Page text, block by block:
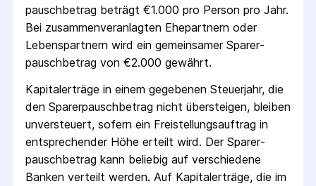
pausch­betrag beträgt €1.000 pro Person pro Jahr.
Bei zusammenveranlagten Ehepartnern oder
Lebenspartnern wird ein gemeinsamer Sparer­
pausch­betrag von €2.000 gewährt.
Kapitalerträge in einem gegebenen Steuerjahr, die
den Sparer­pausch­betrag nicht übersteigen, bleiben
unversteuert, sofern ein Freistellungs­auftrag in
entsprechender Höhe erteilt wird. Der Sparer­
pausch­betrag kann beliebig auf verschiedene
Banken verteilt werden. Auf Kapitalerträge, die im